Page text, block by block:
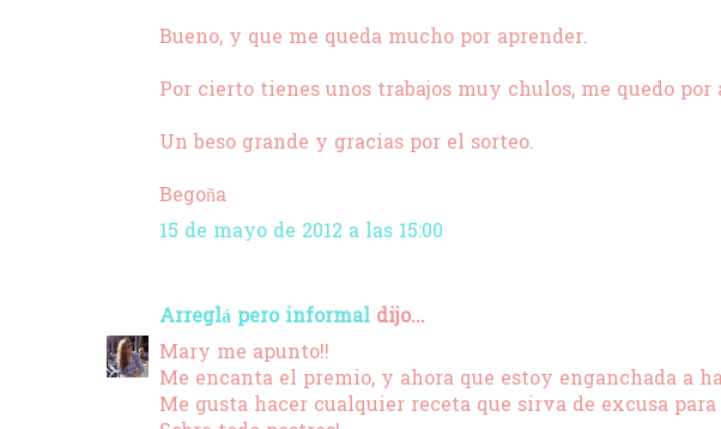
Bueno, y que me queda mucho por aprender.
Por cierto tienes unos trabajos muy chulos, me quedo por
Un beso grande y gracias por el sorteo.
Begoña
15 de mayo de 2012 a las 15:00
Arreglá pero informal dijo...
Mary me apunto!!
Me encanta el premio, y ahora que estoy enganchada a
Me gusta hacer cualquier receta que sirva de excusa